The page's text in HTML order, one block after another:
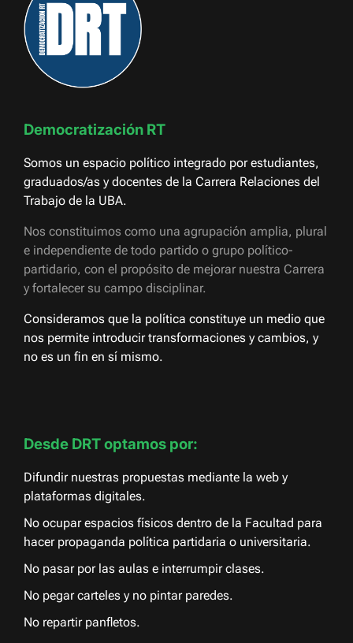
Democratización RT
Somos un espacio político integrado por estudiantes,
graduados/as y docentes de la Carrera Relaciones del
Trabajo de la UBA.
Nos constituimos como una agrupación amplia, plural
e independiente de todo partido o grupo político-
partidario, con el propósito de mejorar nuestra Carrera
y fortalecer su campo disciplinar.
Consideramos que la política constituye un medio que
nos permite introducir transformaciones y cambios, y
no es un fin en sí mismo.
Desde DRT optamos por:
Difundir nuestras propuestas mediante la web y
plataformas digitales.
No ocupar espacios físicos dentro de la Facultad para
hacer propaganda política partidaria o universitaria.
No pasar por las aulas e interrumpir clases.
No pegar carteles y no pintar paredes.
No repartir panfletos.